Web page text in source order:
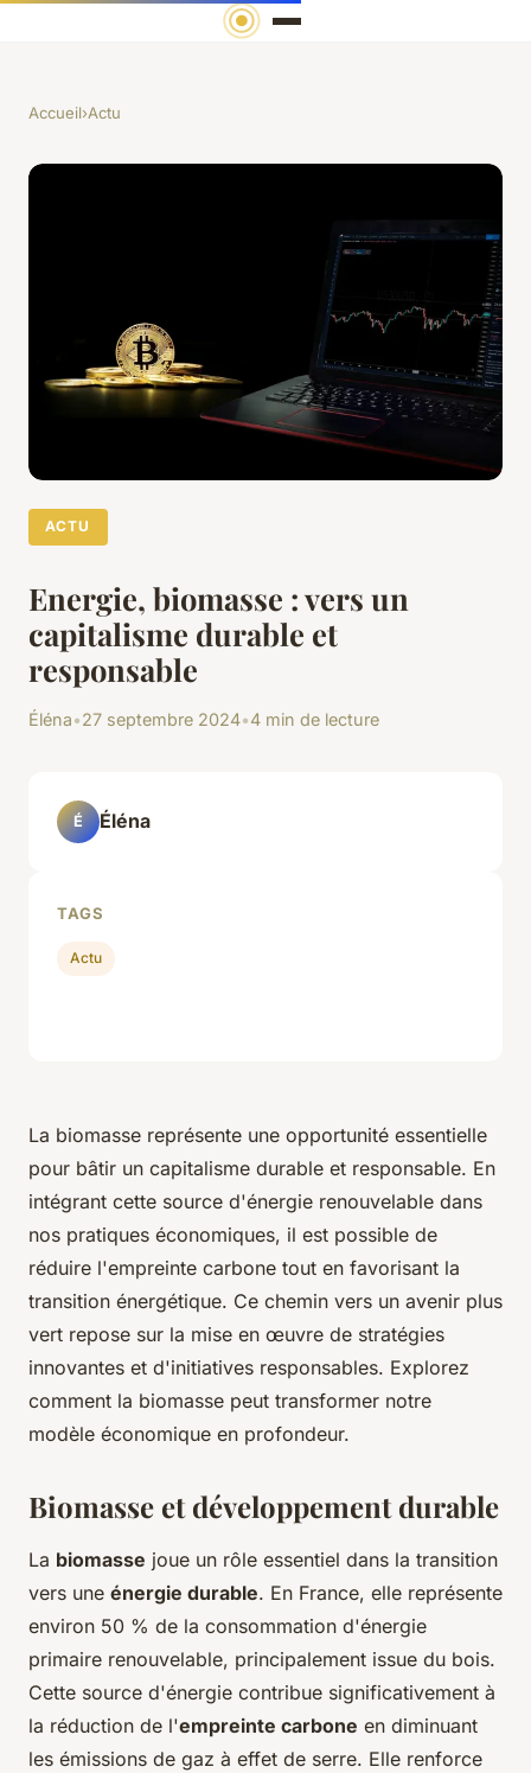
Accueil›Actu
ACTU
Energie, biomasse : vers un
capitalisme durable et
responsable
Éléna•27 septembre 2024•4 min de lecture
La biomasse représente une opportunité essentielle
pour bâtir un capitalisme durable et responsable. En
intégrant cette source d'énergie renouvelable dans
nos pratiques économiques, il est possible de
réduire l'empreinte carbone tout en favorisant la
transition énergétique. Ce chemin vers un avenir plus
vert repose sur la mise en œuvre de stratégies
innovantes et d'initiatives responsables. Explorez
comment la biomasse peut transformer notre
modèle économique en profondeur.
Biomasse et développement durable
La biomasse joue un rôle essentiel dans la transition
vers une énergie durable. En France, elle représente
environ 50 % de la consommation d'énergie
primaire renouvelable, principalement issue du bois.
Cette source d'énergie contribue significativement à
la réduction de l'empreinte carbone en diminuant
les émissions de gaz à effet de serre. Elle renforce
É Éléna
TAGS
Actu